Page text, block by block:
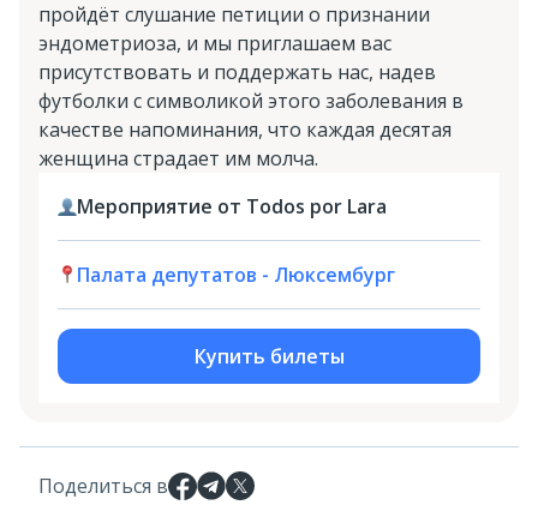
пройдёт слушание петиции о признании
эндометриоза, и мы приглашаем вас
присутствовать и поддержать нас, надев
футболки с символикой этого заболевания в
качестве напоминания, что каждая десятая
женщина страдает им молча.
Мероприятие от Todos por Lara
Палата депутатов - Люксембург
Купить билеты
Поделиться в